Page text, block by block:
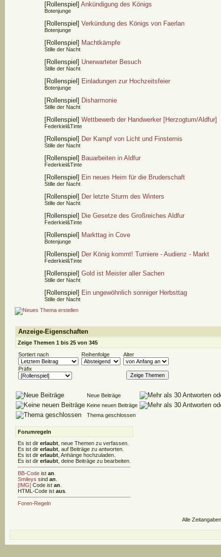
[Rollenspiel] Ankündigung des Königs
Botenjunge
[Rollenspiel] Verkündung des Königs von Faerlan
Botenjunge
[Rollenspiel] Machtkämpfe
Stille der Nacht
[Rollenspiel] Unerwarteter Besuch
Stille der Nacht
[Rollenspiel] Einladungen zur Hochzeitsfeier
Botenjunge
[Rollenspiel] Disharmonie
Stille der Nacht
[Rollenspiel] Wettbewerb der Handwerker [Herzogtum/Aldfur]
Federkiel&Tinte
[Rollenspiel] Der Kampf von Licht und Finsternis
Stille der Nacht
[Rollenspiel] Bauarbeiten in Aldfur
Federkiel&Tinte
[Rollenspiel] Ein neues Heim für die Bruderschaft
Stille der Nacht
[Rollenspiel] Der letzte Sturm des Winters
Stille der Nacht
[Rollenspiel] Die Gesetze des Großreiches Aldfur
Federkiel&Tinte
[Rollenspiel] Markttag in Cove
Botenjunge
[Rollenspiel] Der König kommt! Turniere - Audienz - Markt
Federkiel&Tinte
[Rollenspiel] Gold ist Meister aller Sachen
Stille der Nacht
[Rollenspiel] Ein ungewöhnlich sonniger Herbsttag
Stille der Nacht
Anzeige-Eigenschaften
Zeige Themen 1 bis 25 von 345
Sortiert nach
Reihenfolge Alter
Präfix
Neue Beiträge
Keine neuen Beiträge
Thema geschlossen
Forumregeln
Es ist dir erlaubt , neue Themen zu verfassen.
Es ist dir erlaubt , auf Beiträge zu antworten.
Es ist dir erlaubt , Anhänge hochzuladen.
Es ist dir erlaubt , deine Beiträge zu bearbeiten.
BB-Code ist an
Smileys sind an
[IMG] Code ist an
HTML-Code ist aus
Foren-Regeln
Alle